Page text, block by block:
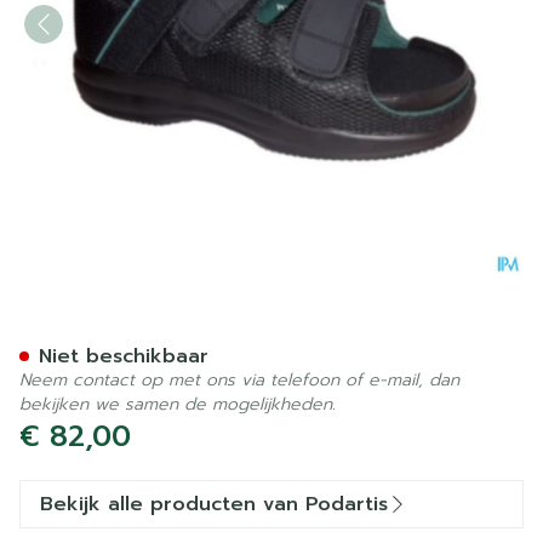
€ 82,00
Niet beschikbaar
Neem contact op met ons via telefoon of e-mail, dan
bekijken we samen de mogelijkheden.
Bekijk alle producten van Podartis